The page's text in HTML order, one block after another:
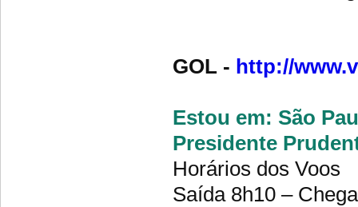
GOL - http://
Estou em: São
Presidente
Horários dos Voos
Saída 8h10 –